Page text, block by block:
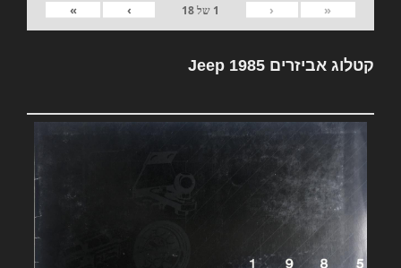
«
‹
1 של18
›
»
קטלוג אביזרים Jeep 1985